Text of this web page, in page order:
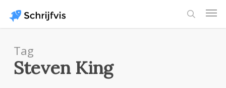
main
Tag
Steven King